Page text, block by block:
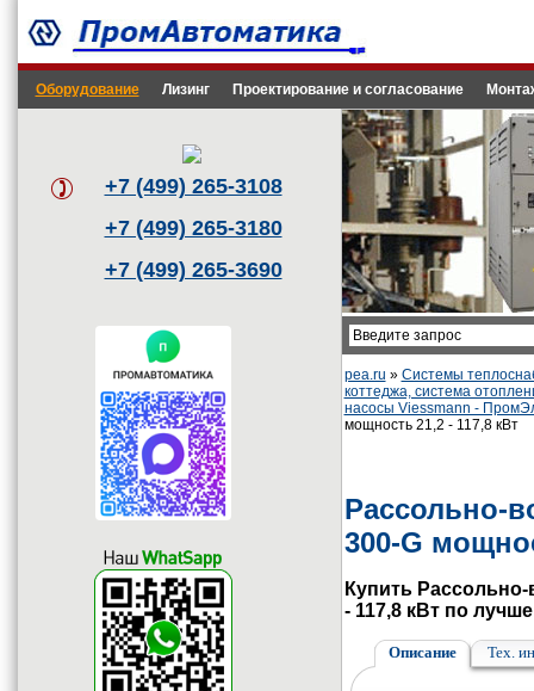
Оборудование Лизинг Проектирование и согласование
+7 (499) 265-3108
+7 (499) 265-3180
+7 (499) 265-3690
pea.ru » Системы
коттеджа, система
насосы Viessmann -
мощность 21,2 - 117,8 кВт
Рассольно-
300-G
Купить
- 117,8 кВт по
Описание Тех.